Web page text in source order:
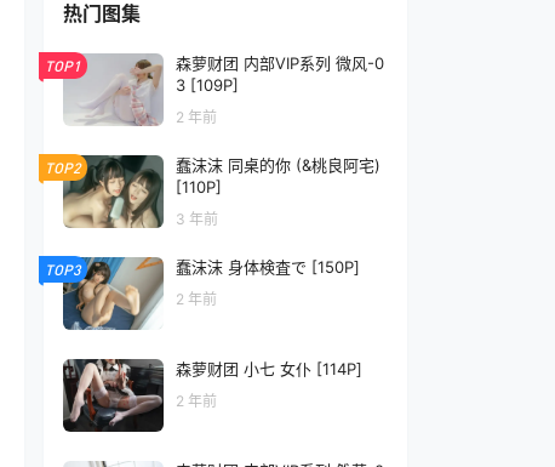
热门图集
TOP1
森萝财团 内部VIP系列 微风-0
3 [109P]
2 年前
TOP2
蠢沫沫 同桌的你 (&桃良阿宅)
[110P]
3 年前
TOP3 蠢沫沫 身体検査で [150P]
2 年前
森萝财团 小七 女仆 [114P]
2 年前